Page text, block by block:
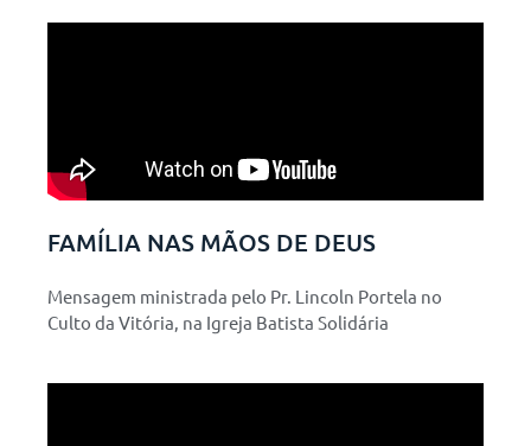
FAMÍLIA NAS MÃOS DE DEUS
Mensagem ministrada pelo Pr. Lincoln Portela no
Culto da Vitória, na Igreja Batista Solidária